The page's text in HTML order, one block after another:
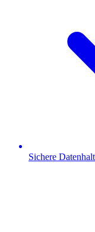
Sichere